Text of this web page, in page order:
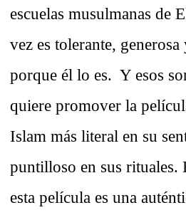
escuelas musulmanas de
vez es tolerante, generosa
porque él lo es. Y esos
quiere promover la
Islam más literal en su
puntilloso en sus rituales.
esta película es una